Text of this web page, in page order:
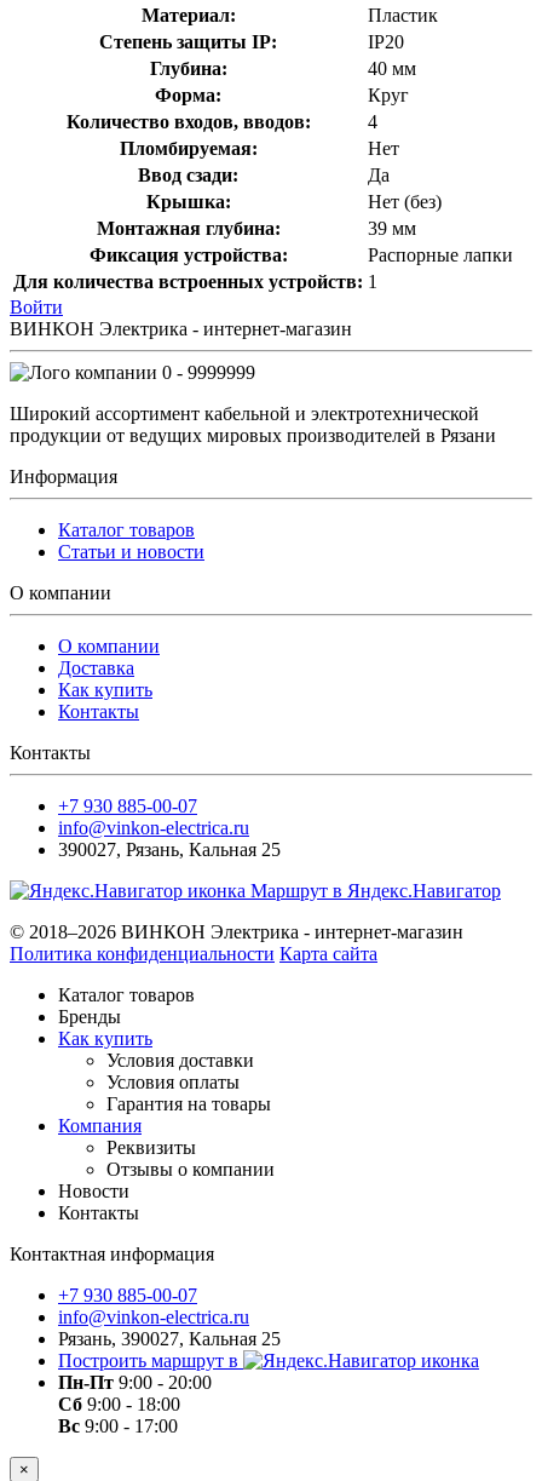
Материал:
Пластик
Степень защиты IP:
IP20
Глубина:
40 мм
Форма:
Круг
Количество входов, вводов:
4
Пломбируемая:
Нет
Ввод сзади:
Да
Крышка:
Нет (без)
Монтажная глубина:
39 мм
Фиксация устройства:
Распорные лапки
Для количества встроенных устройств: 1
Войти
ВИНКОН Электрика - интернет-магазин
0 - 9999999
Широкий ассортимент кабельной и электротехнической
продукции от ведущих мировых производителей в Рязани
Информация
Каталог товаров
Статьи и новости
О компании
О компании
Доставка
Как купить
Контакты
Контакты
+7 930 885-00-07
info@vinkon-electrica.ru
390027, Рязань, Кальная 25
Маршрут в Яндекс.Навигатор
© 2018–2026 ВИНКОН Электрика - интернет-магазин
Политика конфиденциальности Карта сайта
Каталог товаров
Бренды
Как купить
Условия доставки
Условия оплаты
Гарантия на товары
Компания
Реквизиты
Отзывы о компании
Новости
Контакты
Контактная информация
+7 930 885-00-07
info@vinkon-electrica.ru
Рязань, 390027, Кальная 25
Построить маршрут в
Пн-Пт 9:00 - 20:00
Сб 9:00 - 18:00
Вс 9:00 - 17:00
×